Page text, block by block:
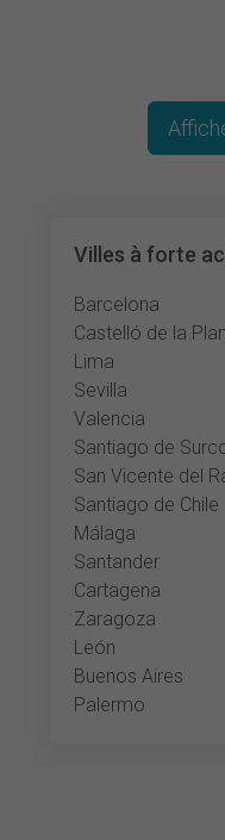
Villes à forte
Barcelona
Castelló de la
Lima
Sevilla
Valencia
Santiago de
San Vicente del
Santiago de Chile
Málaga
Santander
Cartagena
Zaragoza
León
Buenos Aires
Palermo